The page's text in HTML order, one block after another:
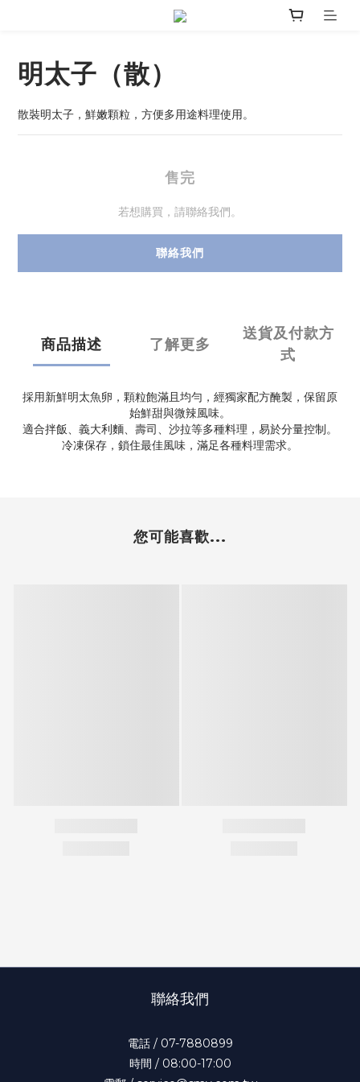
明太子（散）
散裝明太子，鮮嫩顆粒，方便多用途料理使用。
售完
若想購買，請聯絡我們。
聯絡我們
商品描述 了解更多
送貨及付款方
式
採用新鮮明太魚卵，顆粒飽滿且均勻，經獨家配方醃製，保留原
始鮮甜與微辣風味。
適合拌飯、義大利麵、壽司、沙拉等多種料理，易於分量控制。
冷凍保存，鎖住最佳風味，滿足各種料理需求。
您可能喜歡...
聯絡我們
電話 / 07-7880899
時間 / 08:00-17:00